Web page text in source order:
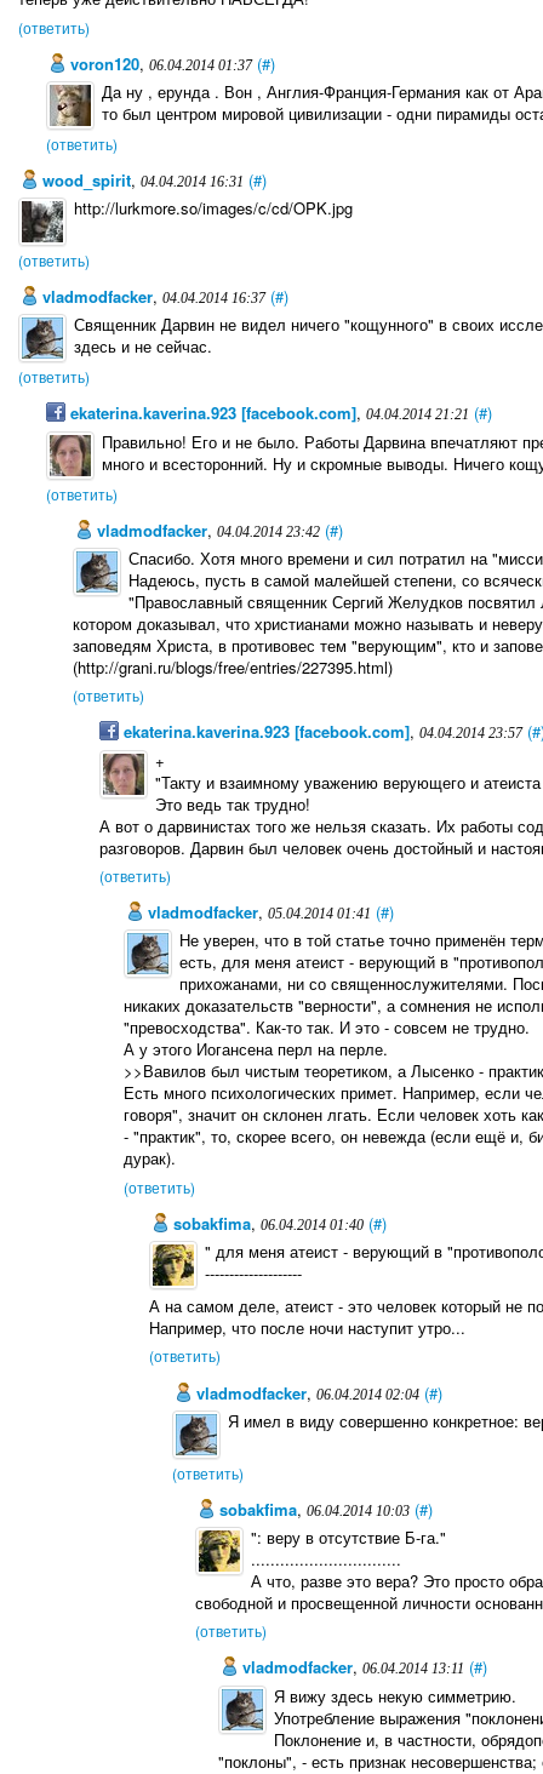
(ответить)
voron120, 06.04.2014 01:37 (#)
Да ну , ерунда . Вон , Англия-Франция-Германия как от
то был центром мировой цивилизации - одни пирамиды
(ответить)
wood_spirit, 04.04.2014 16:31 (#)
http://lurkmore.so/images/c/cd/OPK.jpg
(ответить)
vladmodfacker, 04.04.2014 16:37 (#)
Священник Дарвин не видел ничего "кощунного" в своих
здесь и не сейчас.
(ответить)
ekaterina.kaverina.923 [facebook.com], 04.04.2014 21:21 (#)
Правильно! Его и не было. Работы Дарвина впечатляют
много и всесторонний. Ну и скромные выводы. Ничего
(ответить)
vladmodfacker,04.04.2014 23:42 (#)
Спасибо. Хотя много времени и сил потратил на
Надеюсь, пусть в самой малейшей степени, со
"Православный священник Сергий Желудков
котором доказывал, что христианами можно называть и
заповедям Христа, в противовес тем "верующим", кто и
(http://grani.ru/blogs/free/entries/227395.html)
(ответить)
ekaterina.kaverina.923 [facebook.com], 04.04.2014 23:57
+
"Такту и взаимному уважению верующего и
Это ведь так трудно!
А вот о дарвинистах того же нельзя сказать. Их работы
разговоров. Дарвин был человек очень достойный и
(ответить)
vladmodfacker,05.04.2014 01:41 (#)
Не уверен, что в той статье точно применён
есть, для меня атеист - верующий в
прихожанами, ни со священнослужителями.
никаких доказательств "верности", а сомнения не
"превосходства". Как-то так. И это - совсем не трудно.
А у этого Иогансена перл на перле.
>>Вавилов был чистым теоретиком, а Лысенко -
Есть много психологических примет. Например, если
говоря", значит он склонен лгать. Если человек хоть
- "практик", то, скорее всего, он невежда (если ещё и,
дурак).
(ответить)
sobakfima, 06.04.2014 01:40 (#)
" для меня атеист - верующий в
--------------------
А на самом деле, атеист - это человек который не
Например, что после ночи наступит утро...
(ответить)
vladmodfacker,06.04.2014 02:04 (#)
Я имел в виду совершенно конкретное:
(ответить)
sobakfima,06.04.2014 10:03 (#)
": веру в отсутствие Б-га."
...............................
А что, разве это вера? Это просто
свободной и просвещенной личности
(ответить)
vladmodfacker, 06.04.2014 13:11 (#)
Я вижу здесь некую симметрию.
Употребление выражения
Поклонение и, в частности,
"поклоны", - есть признак